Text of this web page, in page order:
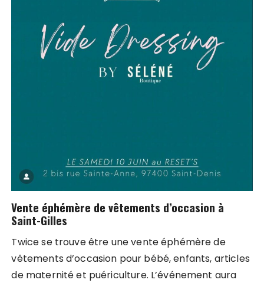
Vente éphémère de vêtements d’occasion à
Saint-Gilles
Twice se trouve être une vente éphémère de
vêtements d’occasion pour bébé, enfants, articles
de maternité et puériculture. L’événement aura